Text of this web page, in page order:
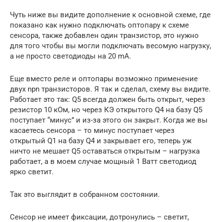
Чуть ниже вы видите дополнение к основной схеме, где
показано как нужно подключать оптопару к схеме
сенсора, также добавлен один транзистор, это нужно
для того чтобы вы могли подключать весомую нагрузку,
а не просто светодиоды на 20 mA.
Еще вместо реле и оптопары возможно применение
двух npn транзисторов. Я так и сделал, схему вы видите.
Работает это так: Q5 всегда должен быть открыт, через
резистор 10 кОм, но через КЭ открытого Q4 на базу Q5
поступает “минус” и из-за этого он закрыт. Когда же вы
касаетесь сенсора – то минус поступает через
открытый Q1 на базу Q4 и закрывает его, теперь уж
ничто не мешает Q5 оставаться открытым – нагрузка
работает, а в моем случае мощный 1 Ватт светодиод
ярко светит.
Так это выглядит в собранном состоянии.
Сенсор не имеет фиксации, дотронулись – светит,